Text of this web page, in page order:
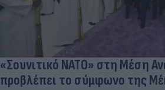
«Σουνιτικό ΝΑΤΟ» στη Μέση
προβλέπει το σύμφωνο της